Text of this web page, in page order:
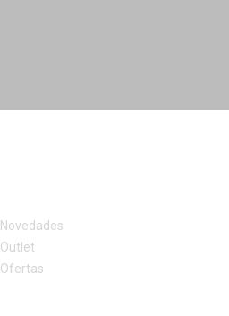
Novedades
Outlet
Ofertas